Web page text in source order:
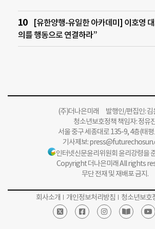
[유한양행-유일한 아카데미] 이호영
의를 행동으로 연결하라”
(주)더나은미래 발행인/편집인:
청소년보호정책 책임자: 정유
서울 중구 세종대로 135-9, 4층(태
기사제보:
인터넷신문윤리위원회 윤리강령을
Copyright 더나은미래 All rights
무단 전재 및 재배포 금지.
회사소개 개인정보처리방침 청소년보호